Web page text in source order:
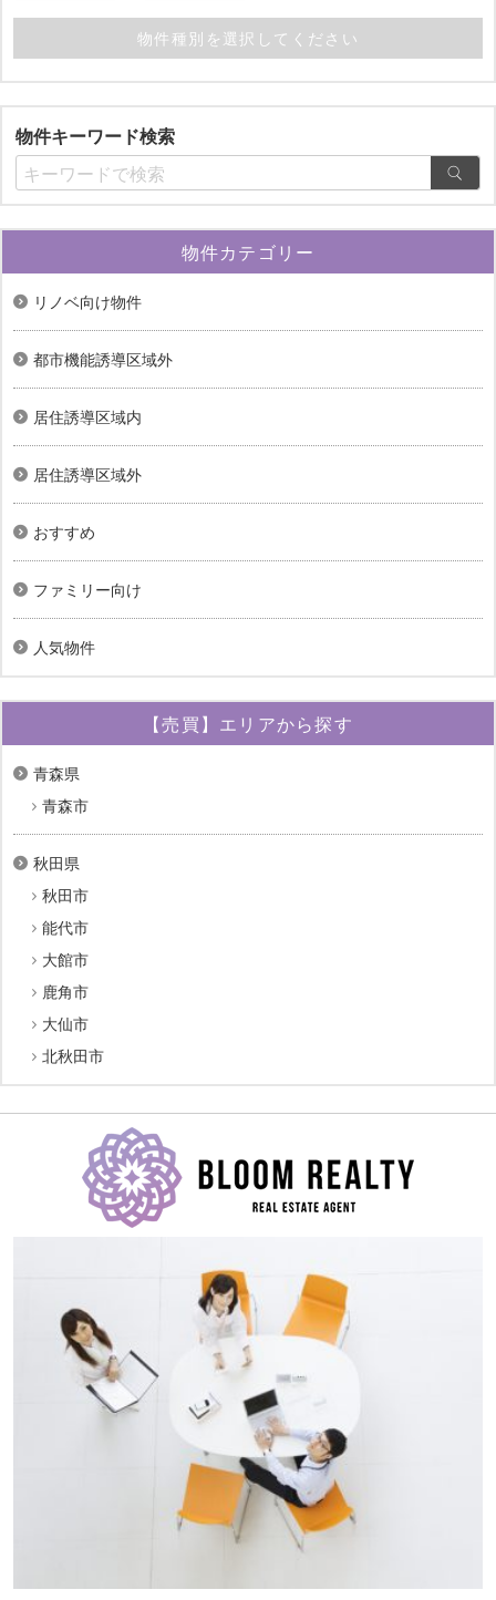
物件キーワード検索
物件カテゴリー
リノベ向け物件
都市機能誘導区域外
居住誘導区域内
居住誘導区域外
おすすめ
ファミリー向け
人気物件
【売買】エリアから探す
青森県
青森市
秋田県
秋田市
能代市
大館市
鹿角市
大仙市
北秋田市